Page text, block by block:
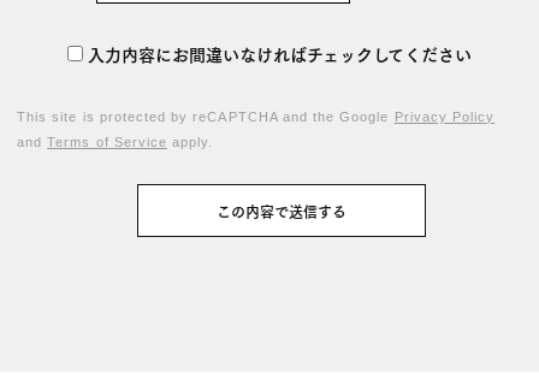
入力内容にお間違いなければチェックしてください
This site is protected by reCAPTCHA and the Google Privacy Policy
andTerms of Service apply.